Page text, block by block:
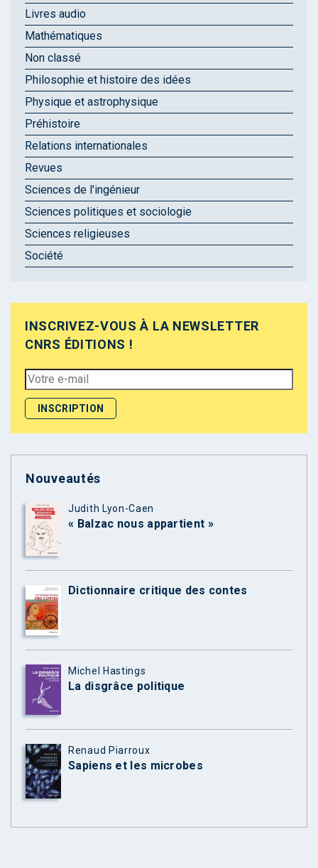
Livres audio
Mathématiques
Non classé
Philosophie et histoire des idées
Physique et astrophysique
Préhistoire
Relations internationales
Revues
Sciences de l'ingénieur
Sciences politiques et sociologie
Sciences religieuses
Société
INSCRIVEZ-VOUS À LA NEWSLETTER
CNRS ÉDITIONS !
Nouveautés
Judith Lyon-Caen
« Balzac nous appartient »
Dictionnaire critique des contes
Michel Hastings
La disgrâce politique
Renaud Piarroux
Sapiens et les microbes